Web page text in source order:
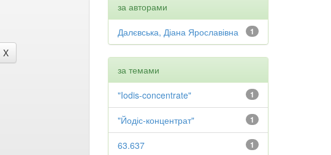
за авторами
1
Далєвська, Діана Ярославівна
за темами
1
"Iodis-concentrate"
1
"Йодіс-концентрат"
1
63.637